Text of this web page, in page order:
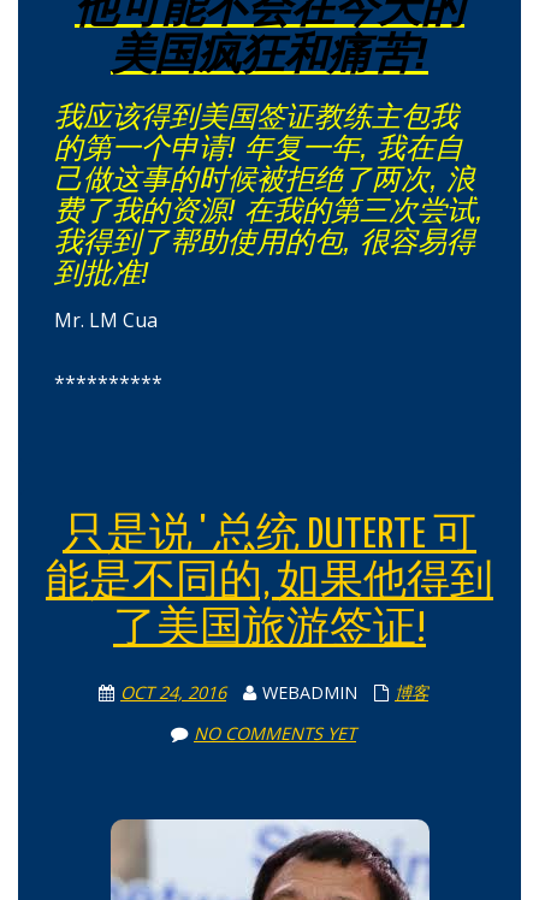
美国疯狂和痛苦!
我应该得到美国签证教练主包我
的第一个申请! 年复一年, 我在自
己做这事的时候被拒绝了两次, 浪
费了我的资源! 在我的第三次尝试,
我得到了帮助使用的包, 很容易得
到批准!
Mr. LM Cua
**********
只是说 ' 总统 DUTERTE 可
能是不同的, 如果他得到
了美国旅游签证!
OCT 24, 2016 WEBADMIN
博客
NO COMMENTS YET